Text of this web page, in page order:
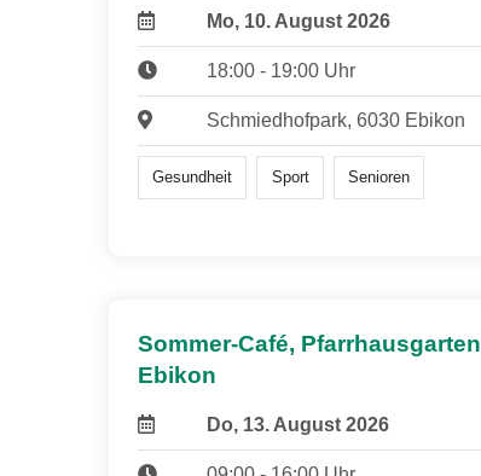
Mo, 10. August 2026
18:00 - 19:00 Uhr
Schmiedhofpark, 6030 Ebikon
Gesundheit Sport Senioren
Sommer-Café, Pfarrhausgarten
Ebikon
Do, 13. August 2026